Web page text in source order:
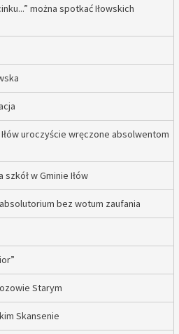
można spotkać Iłowskich
uroczyście wręczone absolwentom
w Gminie Iłów
bez wotum zaufania
Starym
Skansenie